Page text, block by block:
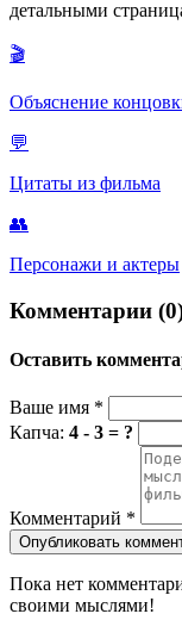
только внешне, но и
принесло обоим
детальными
🎬
Объяснение
💬
Цитаты из фильма
👥
Персонажи и актеры
Комментарии
Оставить
Ваше имя *
Капча: 4 - 3 = ?
Комментарий *
Опубликовать
Пока нет
своими мыслями!